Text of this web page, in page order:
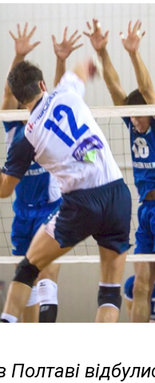
Полтаві